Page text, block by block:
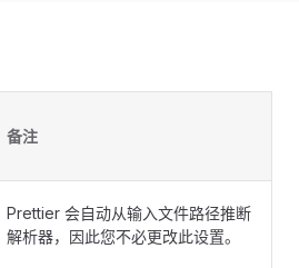
备注
Prettier 会自动从输入文件路径推断
解析器，因此您不必更改此设置。